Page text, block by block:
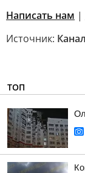
Написать нам |
Источник:
ТОП